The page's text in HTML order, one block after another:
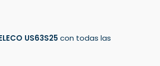
US63S25con todas las